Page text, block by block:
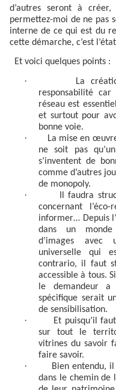
d’autres seront à
permettez-moi de ne pas
interne de ce qui est du
cette démarche, c’est
Et voici quelques points :
·
La
responsabilité
réseau est
et surtout pour
bonne voie.
·
La mise en
ne soit pas
s’inventent de
comme d’autres
de monopoly.
·
Il faudra
concernant
informer… Depuis
dans un monde
d’images avec
universelle qui
contrario, il faut
accessible à tous.
le demandeur
spécifique serait
de sensibilisation.
·
Et puisqu’il
sur tout le
vitrines du savoir
faire savoir.
·
Bien entendu,
dans le chemin de